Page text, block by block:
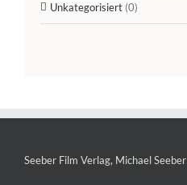
Unkategorisiert (0)
Seeber Film Verlag, Michael Seeber